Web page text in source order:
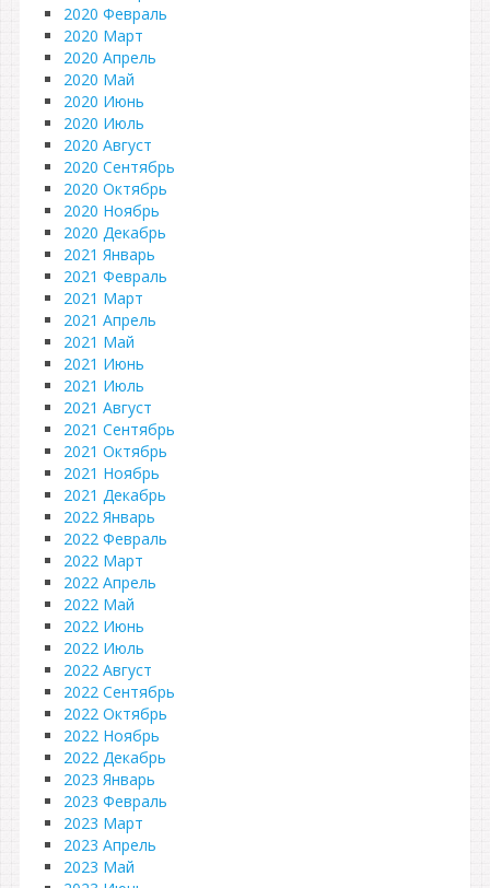
2020 Февраль
2020 Март
2020 Апрель
2020 Май
2020 Июнь
2020 Июль
2020 Август
2020 Сентябрь
2020 Октябрь
2020 Ноябрь
2020 Декабрь
2021 Январь
2021 Февраль
2021 Март
2021 Апрель
2021 Май
2021 Июнь
2021 Июль
2021 Август
2021 Сентябрь
2021 Октябрь
2021 Ноябрь
2021 Декабрь
2022 Январь
2022 Февраль
2022 Март
2022 Апрель
2022 Май
2022 Июнь
2022 Июль
2022 Август
2022 Сентябрь
2022 Октябрь
2022 Ноябрь
2022 Декабрь
2023 Январь
2023 Февраль
2023 Март
2023 Апрель
2023 Май